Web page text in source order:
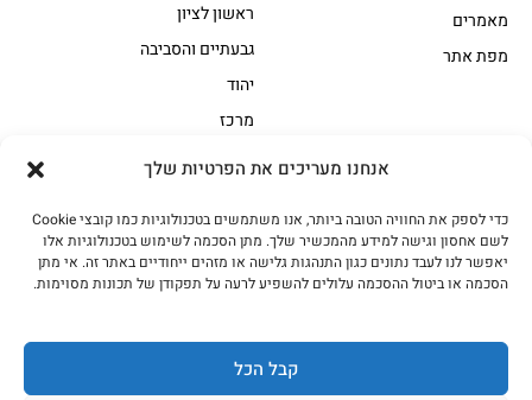
אנחנו מעריכים את הפרטיות שלך
כדי לספק את החוויה הטובה ביותר, אנו משתמשים בטכנולוגיות כמו קובצי Cookie
לשם אחסון וגישה למידע מהמכשיר שלך. מתן הסכמה לשימוש בטכנולוגיות אלו
יאפשר לנו לעבד נתונים כגון התנהגות גלישה או מזהים ייחודיים באתר זה. אי מתן
הסכמה או ביטול ההסכמה עלולים להשפיע לרעה על תפקודן של תכונות מסוימות.
קבל הכל
אווז
בשר בקר משובח
בשר בקר עגלה משובח
בשר למעשנת
הודו
חלקים אחוריים
מיוחדי מסורת1
ראשון לציון
גבעתיים והסביבה
יהוד
מרכז
מאמרים
מפת אתר